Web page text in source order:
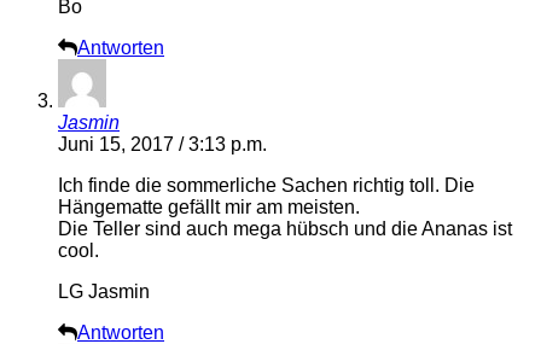
Bo
Antworten
Jasmin
Juni 15, 2017 / 3:13 p.m.
Ich finde die sommerliche Sachen richtig toll. Die
Hängematte gefällt mir am meisten.
Die Teller sind auch mega hübsch und die Ananas ist
cool.
LG Jasmin
Antworten